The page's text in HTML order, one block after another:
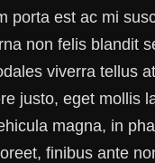
porta est ac mi
non felis blandit
viverra tellus
justo, eget mollis
magna, in
finibus ante